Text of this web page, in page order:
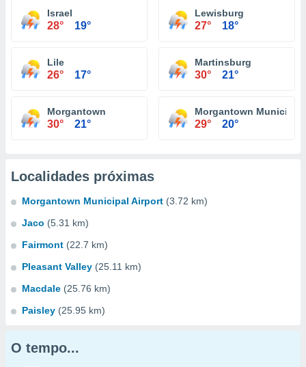
Israel
28° 19°
Lewisburg
27° 18°
Lile
26° 17°
Martinsburg
30° 21°
Morgantown
30° 21°
Morgantown Municipal
29° 20°
Localidades próximas
Morgantown Municipal Airport (3.72 km)
Jaco (5.31 km)
Fairmont (22.7 km)
Pleasant Valley (25.11 km)
Macdale (25.76 km)
Paisley (25.95 km)
O tempo...